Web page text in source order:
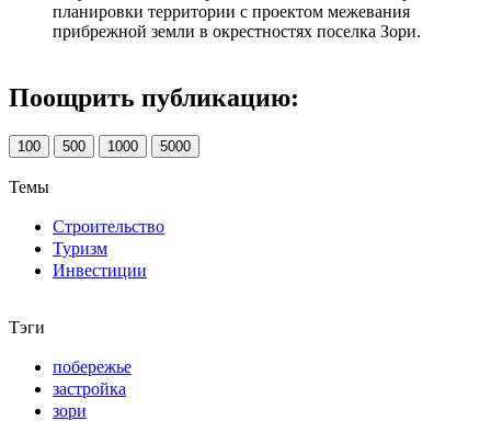
планировки территории с проектом межевания
прибрежной земли в окрестностях поселка Зори.
Поощрить публикацию:
100 500 1000 5000
Темы
Строительство
Туризм
Инвестиции
Тэги
побережье
застройка
зори